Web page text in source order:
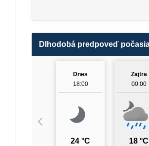
Dlhodobá predpoveď
Dnes
18:00
24 °C
Zajtra
00:00
18 °C